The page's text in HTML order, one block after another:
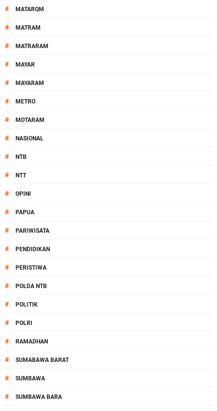
# MATARQM
# MATRAM
# MATRARAM
# MAYAR
# MAYARAM
# METRO
# MOTARAM
# NASIONAL
# NTB
# NTT
# OPINI
# PAPUA
# PARIWISATA
# PENDIDIKAN
# PERISTIWA
# POLDA NTB
# POLITIK
# POLRI
# RAMADHAN
# SUMABAWA BARAT
# SUMBAWA
# SUMBAWA BARA